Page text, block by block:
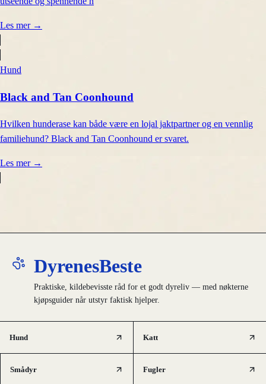
Les mer →
Hund
Black and Tan Coonhound
Hvilken hunderase kan både være en lojal jaktpartner og en vennlig
familiehund? Black and Tan Coonhound er svaret.
Les mer →
DyrenesBeste
Praktiske, kildebevisste råd for et godt dyreliv — med nøkterne
kjøpsguider når utstyr faktisk hjelper.
Hund Katt
Smådyr Fugler